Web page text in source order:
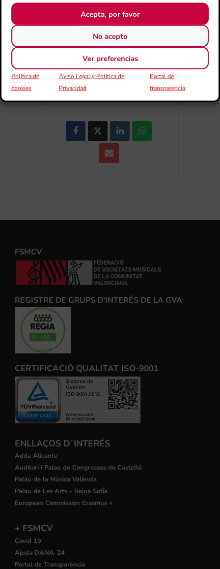
Acepta, por favor
No acepto
Ver preferencias
Política de
cookies
Aviso Legal y Política de
Privacidad
Portal de
transparencia
COMPARTIR
ESDEVENIMENT
FSMCV
REGISTRE DE GRUPS D'INTERÉS DE LA GVA
CERTIFICACIÒ QUALITAT ISO-9001
ENLLAÇOS D´INTERÉS
Adda Alicante
Auditori i Palau de Congressos de Castelló
Palau de la Música València
Palau de Les Arts - Reina Sofía
European Commission Erasmus +
+ FSMCV
Covid 19
Ajuda DANA-24
Portal de Transparència